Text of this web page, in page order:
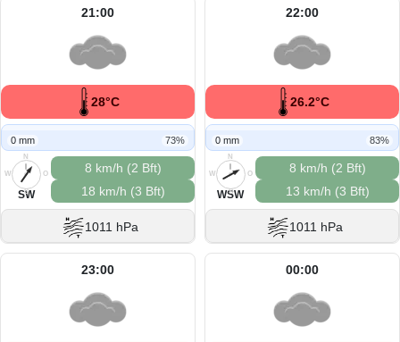
21:00
28°C
0 mm 73%
N
O
S
W
SW
8 km/h (2 Bft)
18 km/h (3 Bft)
1011 hPa
22:00
26.2°C
0 mm 83%
N
O
S
W
WSW
8 km/h (2 Bft)
13 km/h (3 Bft)
1011 hPa
23:00 00:00